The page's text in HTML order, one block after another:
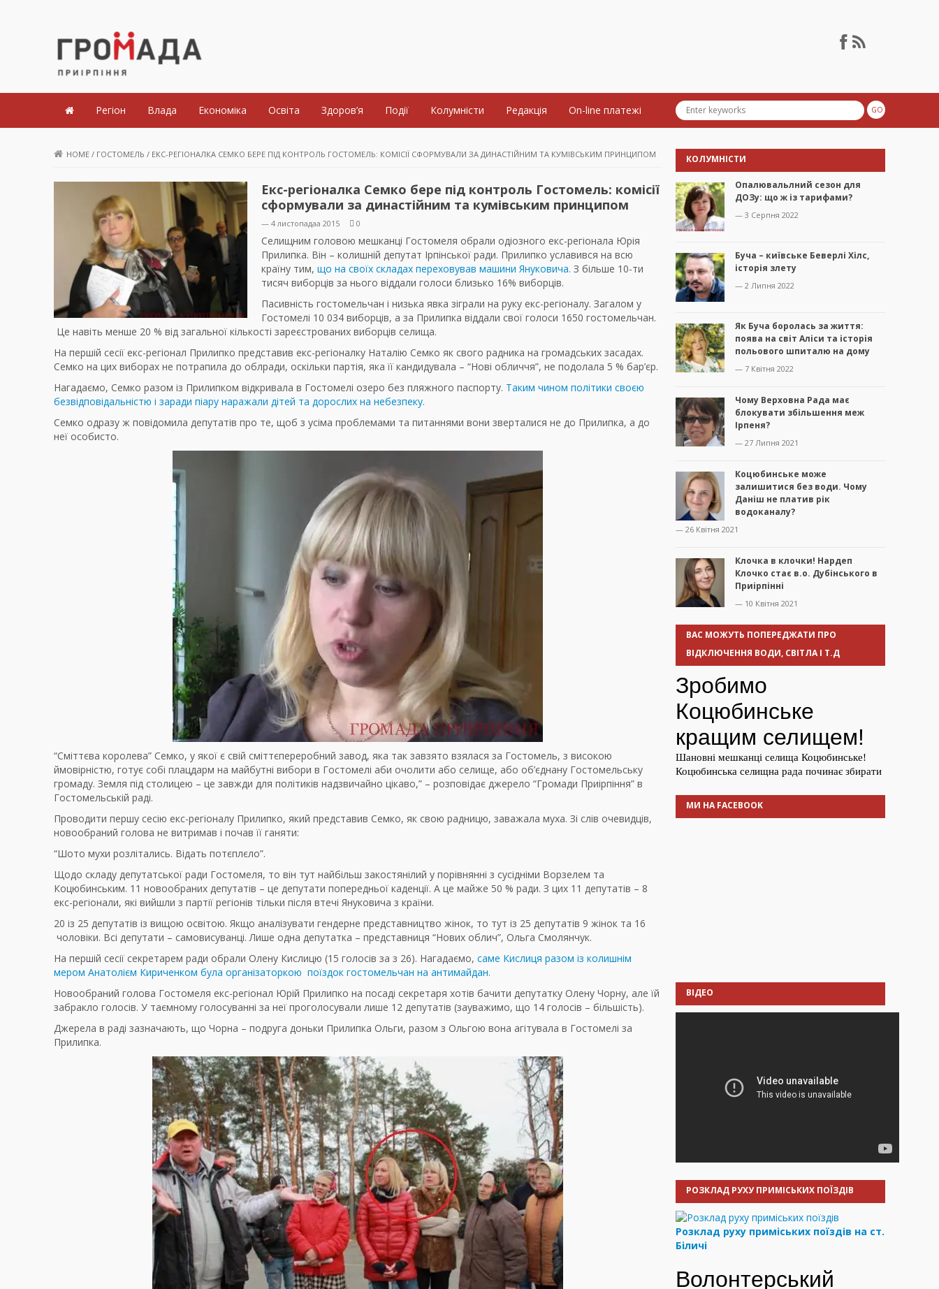
Громада Приірпіння
Регіон Влада Економіка Освіта Здоров’я Події Колумністи Редакція On-line платежі
HOME / ГОСТОМЕЛЬ / ЕКС-РЕГІОНАЛКА СЕМКО БЕРЕ ПІД КОНТРОЛЬ ГОСТОМЕЛЬ: КОМІСІЇ СФОРМУВАЛИ ЗА ДИНАСТІЙНИМ ТА КУМІВСЬКИМ ПРИНЦИПОМ
Екс-регіоналка Семко бере під контроль Гостомель: комісії
сформували за династійним та кумівським принципом
— 4 листопадаа 2015 0
Селищним головою мешканці Гостомеля обрали одіозного екс-регіонала Юрія
Прилипка. Він – колишній депутат Ірпінської ради. Прилипко уславився на всю
країну тим, що на своїх складах переховував машини Януковича. З більше 10-ти
тисяч виборців за нього віддали голоси близько 16% виборців.
Пасивність гостомельчан і низька явка зіграли на руку екс-регіоналу. Загалом у
Гостомелі 10 034 виборців, а за Прилипка віддали свої голоси 1650 гостомельчан.
Це навіть менше 20 % від загальної кількості зареєстрованих виборців селища.
На першій сесії екс-регіонал Прилипко представив екс-регіоналку Наталію Семко як свого радника на громадських засадах.
Семко на цих виборах не потрапила до облради, оскільки партія, яка її кандидувала – “Нові обличчя”, не подолала 5 % бар’єр.
Нагадаємо, Семко разом із Прилипком відкривала в Гостомелі озеро без пляжного паспорту. Таким чином політики своєю
безвідповідальністю і заради піару наражали дітей та дорослих на небезпеку.
Семко одразу ж повідомила депутатів про те, щоб з усіма проблемами та питаннями вони зверталися не до Прилипка, а до
неї особисто.
“Сміттєва королева” Семко, у якої є свій сміттєпереробний завод, яка так завзято взялася за Гостомель, з високою
ймовірністю, готує собі плацдарм на майбутні вибори в Гостомелі аби очолити або селище, або об’єднану Гостомельську
громаду. Земля під столицею – це завжди для політиків надзвичайно цікаво,” – розповідає джерело “Громади Приірпіння” в
Гостомельській раді.
Проводити першу сесію екс-регіоналу Прилипко, який представив Семко, як свою радницю, заважала муха. Зі слів очевидців,
новообраний голова не витримав і почав її ганяти:
“Шото мухи розлітались. Відать потєплєло”.
Щодо складу депутатської ради Гостомеля, то він тут найбільш закостянілий у порівнянні з сусідніми Ворзелем та
Коцюбинським. 11 новообраних депутатів – це депутати попередньої каденції. А це майже 50 % ради. З цих 11 депутатів – 8
екс-регіонали, які вийшли з партії регіонів тільки після втечі Януковича з країни.
20 із 25 депутатів із вищою освітою. Якщо аналізувати гендерне представництво жінок, то тут із 25 депутатів 9 жінок та 16
чоловіки. Всі депутати – самовисуванці. Лише одна депутатка – представниця “Нових облич”, Ольга Смолянчук.
На першій сесії секретарем ради обрали Олену Кислицю (15 голосів за з 26). Нагадаємо, саме Кислиця разом із колишнім
мером Анатолієм Кириченком була організаторкою поїздок гостомельчан на антимайдан.
Новообраний голова Гостомеля екс-регіонал Юрій Прилипко на посаді секретаря хотів бачити депутатку Олену Чорну, але їй
забракло голосів. У таємному голосуванні за неї проголосували лише 12 депутатів (зауважимо, що 14 голосів – більшість).
Джерела в раді зазначають, що Чорна – подруга доньки Прилипка Ольги, разом з Ольгою вона агітувала в Гостомелі за
Прилипка.
КОЛУМНІСТИ
Опалювальлний сезон для
ДОЗу: що ж із тарифами?
— 3 Серпня 2022
Буча – київське Беверлі Хілс,
історія злету
— 2 Липня 2022
Як Буча боролась за життя:
поява на світ Аліси та історія
польового шпиталю на дому
— 7 Квітня 2022
Чому Верховна Рада має
блокувати збільшення меж
Ірпеня?
— 27 Липня 2021
Коцюбинське може
залишитися без води. Чому
Даніш не платив рік
водоканалу?
— 26 Квітня 2021
Клочка в клочки! Нардеп
Клочко стає в.о. Дубінського в
Приірпінні
— 10 Квітня 2021
ВАС МОЖУТЬ ПОПЕРЕДЖАТИ ПРО
ВІДКЛЮЧЕННЯ ВОДИ, СВІТЛА І Т.Д
МИ НА FACEBOOK
ВІДЕО
РОЗКЛАД РУХУ ПРИМІСЬКИХ ПОЇЗДІВ
Розклад руху приміських поїздів на ст.
Біличі